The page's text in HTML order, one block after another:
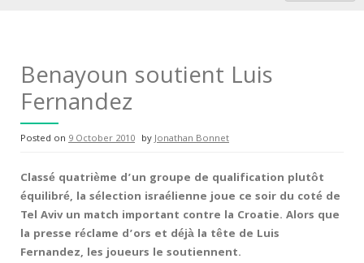
Benayoun soutient Luis
Fernandez
Posted on 9 October 2010 byJonathan Bonnet
Classé quatrième d’un groupe de qualification plutôt
équilibré, la sélection israélienne joue ce soir du coté de
Tel Aviv un match important contre la Croatie. Alors que
la presse réclame d’ors et déjà la tête de Luis
Fernandez, les joueurs le soutiennent.